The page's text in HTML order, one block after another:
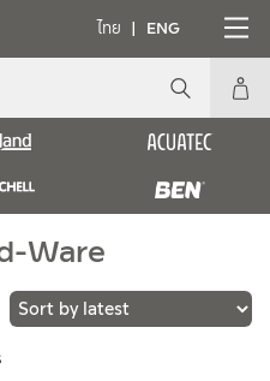
ไทย ENG
Ware